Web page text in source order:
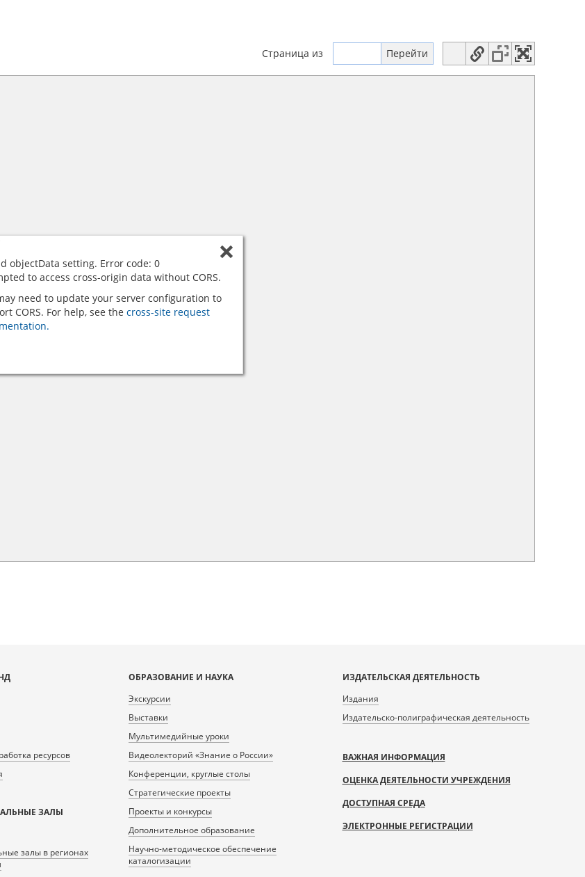
Страница из
objectData setting. Error code: 0
to access cross-origin data without CORS.
need to update your server configuration to
CORS. For help, see the cross-site request
ресурсов
ЗАЛЫ
залы в регионах
ОБРАЗОВАНИЕ И НАУКА
Экскурсии
Выставки
Мультимедийные уроки
Видеолекторий «Знание о России»
Конференции, круглые столы
Стратегические проекты
Проекты и конкурсы
Дополнительное образование
Научно-методическое обеспечение
каталогизации
ИЗДАТЕЛЬСКАЯ ДЕЯТЕЛЬНОСТЬ
Издания
Издательско-полиграфическая деятельность
ВАЖНАЯ ИНФОРМАЦИЯ
ОЦЕНКА ДЕЯТЕЛЬНОСТИ УЧРЕЖДЕНИЯ
ДОСТУПНАЯ СРЕДА
ЭЛЕКТРОННЫЕ РЕГИСТРАЦИИ